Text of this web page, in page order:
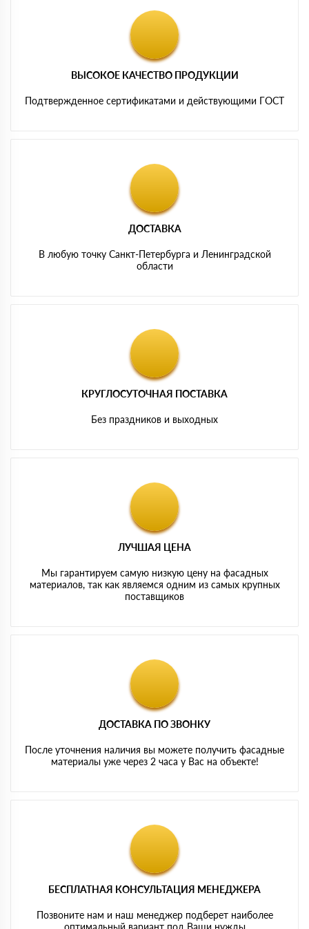
ВЫСОКОЕ КАЧЕСТВО ПРОДУКЦИИ
Подтвержденное сертификатами и действующими ГОСТ
ДОСТАВКА
В любую точку Санкт-Петербурга и Ленинградской
области
КРУГЛОСУТОЧНАЯ ПОСТАВКА
Без праздников и выходных
ЛУЧШАЯ ЦЕНА
Мы гарантируем самую низкую цену на фасадных
материалов, так как являемся одним из самых крупных
поставщиков
ДОСТАВКА ПО ЗВОНКУ
После уточнения наличия вы можете получить фасадные
материалы уже через 2 часа у Вас на объекте!
БЕСПЛАТНАЯ КОНСУЛЬТАЦИЯ МЕНЕДЖЕРА
Позвоните нам и наш менеджер подберет наиболее
оптимальный вариант под Ваши нужды